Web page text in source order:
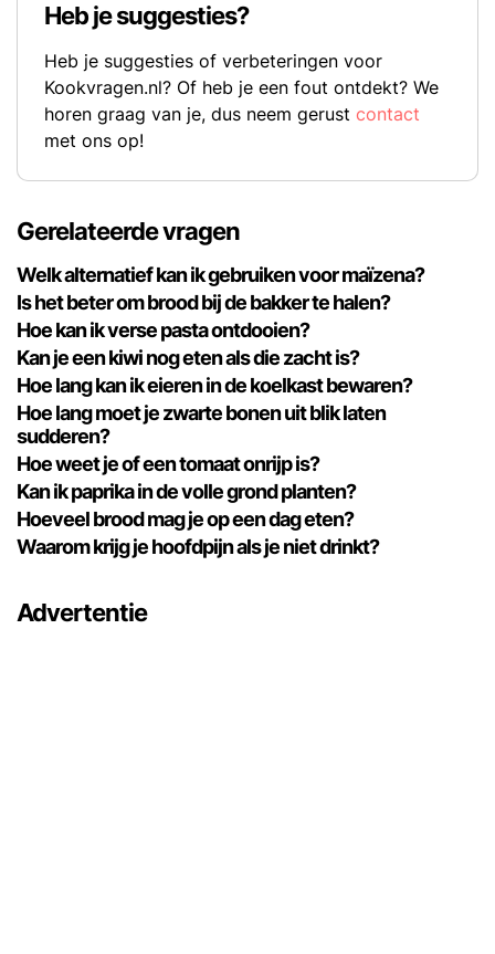
Heb je suggesties?
Heb je suggesties of verbeteringen voor
Kookvragen.nl? Of heb je een fout ontdekt? We
horen graag van je, dus neem gerust contact
met ons op!
Gerelateerde vragen
Welk alternatief kan ik gebruiken voor maïzena?
Is het beter om brood bij de bakker te halen?
Hoe kan ik verse pasta ontdooien?
Kan je een kiwi nog eten als die zacht is?
Hoe lang kan ik eieren in de koelkast bewaren?
Hoe lang moet je zwarte bonen uit blik laten
sudderen?
Hoe weet je of een tomaat onrijp is?
Kan ik paprika in de volle grond planten?
Hoeveel brood mag je op een dag eten?
Waarom krijg je hoofdpijn als je niet drinkt?
Advertentie